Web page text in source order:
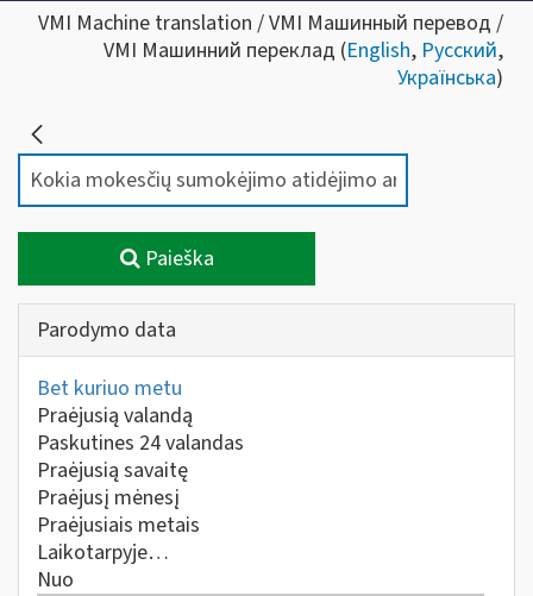
VMI Machine translation / VMI Машинный перевод /
VMI Машинний переклад (English, Русский,
Українська)
Paieška
Parodymo data
Bet kuriuo metu
Praėjusią valandą
Paskutines 24 valandas
Praėjusią savaitę
Praėjusį mėnesį
Praėjusiais metais
Laikotarpyje…
Nuo